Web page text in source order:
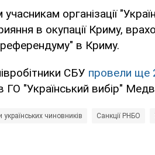
організації
в окупації Криму,
в Криму.
СБУ провели ще
ГО "Український вибір"
українських чиновників Санкції РНБО